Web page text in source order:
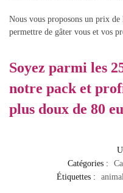
Nous vous proposons un prix
permettre de gâter vous et vos
Soyez parmi les
notre pack et
plus doux de 80
Catégories :
Étiquettes :